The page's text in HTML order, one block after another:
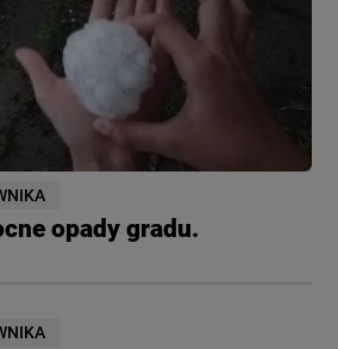
opady gradu.